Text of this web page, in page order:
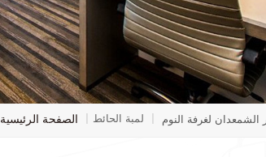
الصفحة الرئيسية | لمبة الحائط | الشمعدان لغرفة النوم